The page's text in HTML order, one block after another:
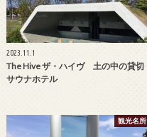
2023.11.1
The Hive ザ・ハイヴ 土の中の貸切
サウナホテル
観光名所